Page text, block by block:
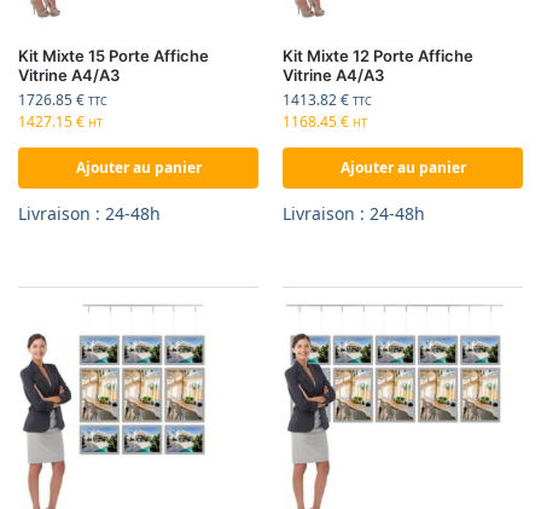
Kit Mixte 15 Porte Affiche
Vitrine A4/A3
1726.85€ TTC
1427.15€ HT
Ajouter au panier
Livraison : 24-48h
Kit Mixte 12 Porte Affiche
Vitrine A4/A3
1413.82€ TTC
1168.45€ HT
Ajouter au panier
Livraison : 24-48h